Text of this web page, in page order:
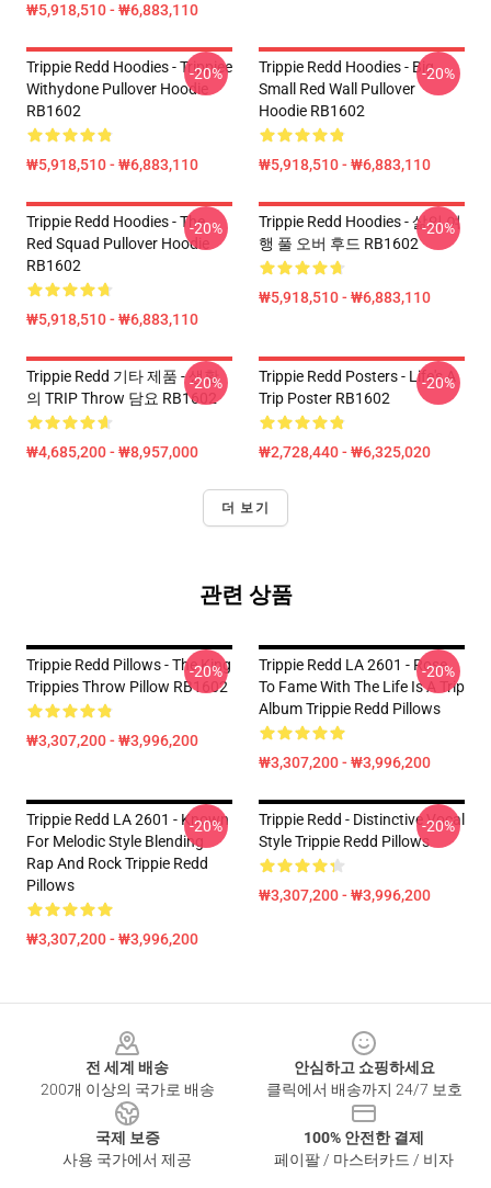
₩5,918,510 - ₩6,883,110
Trippie Redd Hoodies - Trippiee
Withydone Pullover Hoodie
RB1602
₩5,918,510 - ₩6,883,110
-20%
Trippie Redd Hoodies - Big
Small Red Wall Pullover
Hoodie RB1602
₩5,918,510 - ₩6,883,110
-20%
Trippie Redd Hoodies - The
Red Squad Pullover Hoodie
RB1602
₩5,918,510 - ₩6,883,110
-20%
Trippie Redd Hoodies - 삶의 여
행 풀 오버 후드 RB1602
₩5,918,510 - ₩6,883,110
-20%
Trippie Redd 기타 제품 - 생활
의 TRIP Throw 담요 RB1602
₩4,685,200 - ₩8,957,000
-20%
Trippie Redd Posters - Life's A
Trip Poster RB1602
₩2,728,440 - ₩6,325,020
-20%
더 보기
관련 상품
Trippie Redd Pillows - The King
Trippies Throw Pillow RB1602
₩3,307,200 - ₩3,996,200
-20%
Trippie Redd LA 2601 - Rose
To Fame With The Life Is A Trip
Album Trippie Redd Pillows
₩3,307,200 - ₩3,996,200
-20%
Trippie Redd LA 2601 - Known
For Melodic Style Blending
Rap And Rock Trippie Redd
Pillows
₩3,307,200 - ₩3,996,200
-20%
Trippie Redd - Distinctive Vocal
Style Trippie Redd Pillows
₩3,307,200 - ₩3,996,200
-20%
전 세계 배송
200개 이상의 국가로 배송
안심하고 쇼핑하세요
클릭에서 배송까지 24/7 보호
국제 보증
사용 국가에서 제공
100% 안전한 결제
페이팔 / 마스터카드 / 비자